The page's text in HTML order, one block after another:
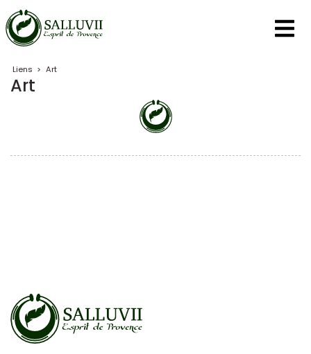
Panneau de gestion des cookies
Liens > Art
Art